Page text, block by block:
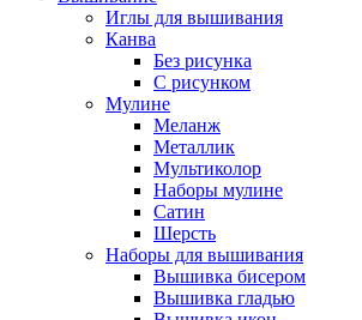
Иглы для вышивания
Канва
Без рисунка
С рисунком
Мулине
Меланж
Металлик
Мультиколор
Наборы мулине
Сатин
Шерсть
Наборы для вышивания
Вышивка бисером
Вышивка гладью